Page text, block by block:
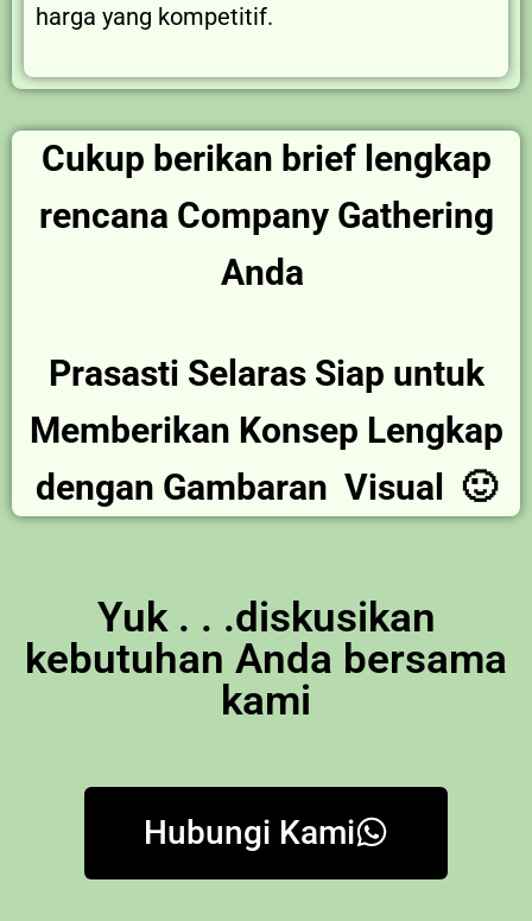
harga yang kompetitif.
Cukup berikan brief lengkap
rencana Company Gathering
Anda
Prasasti Selaras Siap untuk
Memberikan Konsep Lengkap
dengan Gambaran Visual 🙂
Yuk . . .diskusikan
kebutuhan Anda bersama
kami
Hubungi Kami